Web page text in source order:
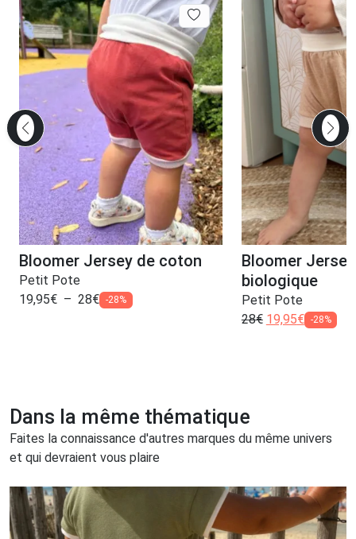
Bloomer Jersey de coton
Petit Pote
19,95€ – 28€ -28%
Bloomer
biologique
Petit Pote
28€ 19,95€ -28%
Dans la même thématique
Faites la connaissance d'autres marques du même univers
et qui devraient vous plaire